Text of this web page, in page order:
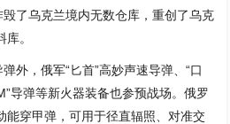
了乌克兰境内无数仓库，重创了乌克
。
外，俄军“匕首”高妙声速导弹、“口
导弹等新火器装备也参预战场。俄罗
能穿甲弹，可用于径直辐照、对准交